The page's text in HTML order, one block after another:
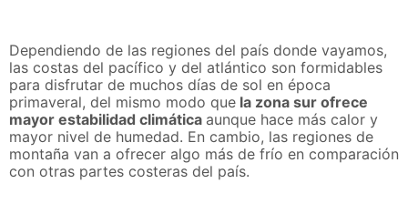
Dependiendo de las regiones del país donde vayamos,
las costas del pacífico y del atlántico son formidables
para disfrutar de muchos días de sol en época
primaveral, del mismo modo que la zona sur ofrece
mayor estabilidad climática aunque hace más calor y
mayor nivel de humedad. En cambio, las regiones de
montaña van a ofrecer algo más de frío en comparación
con otras partes costeras del país.